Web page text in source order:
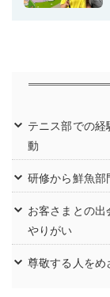
テニス部での
動
研修から鮮魚
お客さまとの出
やりがい
尊敬する人をめ